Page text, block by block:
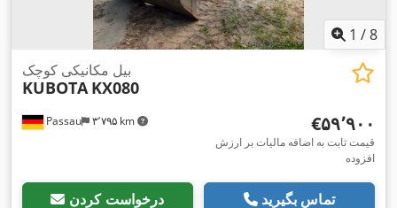
1 /8
Passau ۳٬۷۹۵ km
بیل مکانیکی کوچک
KUBOTA KX080
‎€۵۹٬۹۰۰
قیمت ثابت به اضافه مالیات بر ارزش
افزوده
درخواست کردن تماس بگیرید